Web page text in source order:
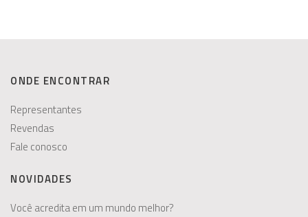
ONDE ENCONTRAR
Representantes
Revendas
Fale conosco
NOVIDADES
Você acredita em um mundo melhor?